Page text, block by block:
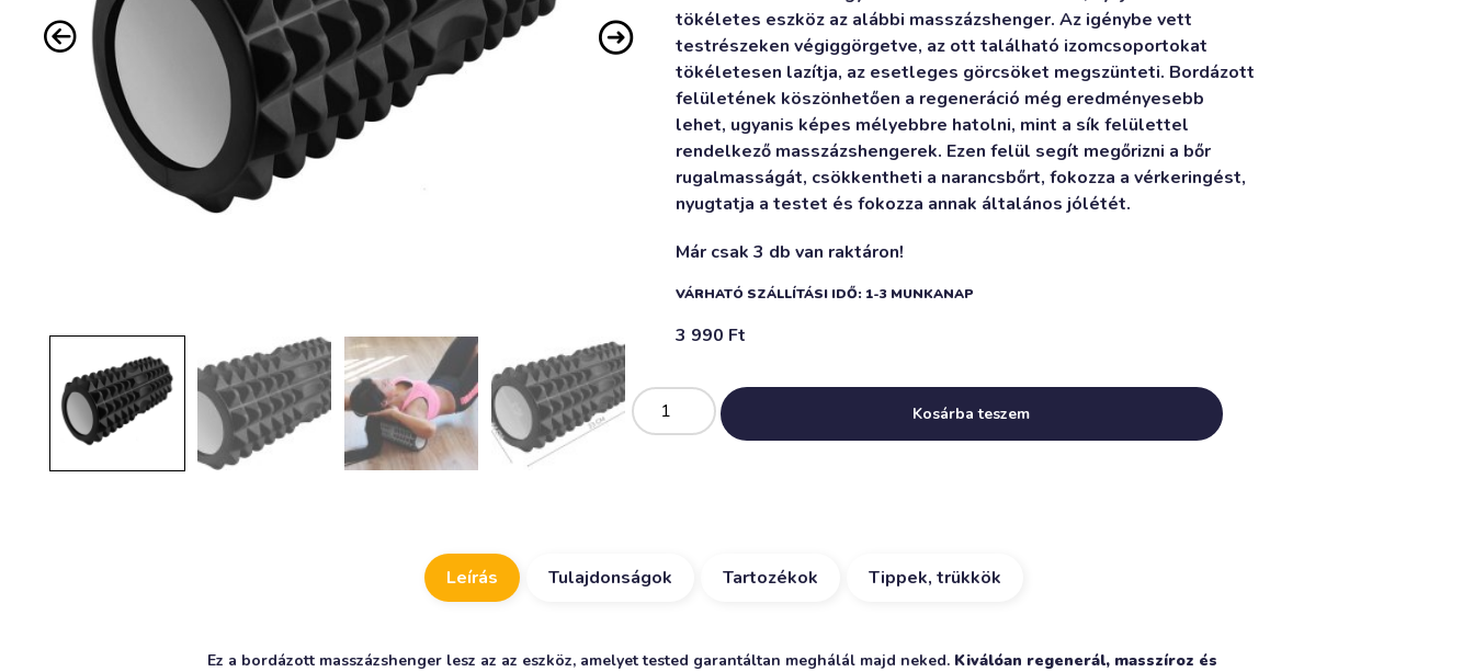
tökéletes eszköz az alábbi masszázshenger. Az igénybe vett
testrészeken végiggörgetve, az ott található izomcsoportokat
tökéletesen lazítja, az esetleges görcsöket megszünteti. Bordázott
felületének köszönhetően a regeneráció még eredményesebb
lehet, ugyanis képes mélyebbre hatolni, mint a sík felülettel
rendelkező masszázshengerek. Ezen felül segít megőrizni a bőr
rugalmasságát, csökkentheti a narancsbőrt, fokozza a vérkeringést,
nyugtatja a testet és fokozza annak általános jólétét.
Már csak 3 db van raktáron!
VÁRHATÓ SZÁLLÍTÁSI IDŐ: 1-3 MUNKANAP
3 990 Ft
Kosárba teszem
Alternative:
Leírás Tulajdonságok Tartozékok Tippek, trükkök
Ez a bordázott masszázshenger lesz az az eszköz, amelyet tested garantáltan meghálál majd neked. Kiválóan regenerál, masszíroz és